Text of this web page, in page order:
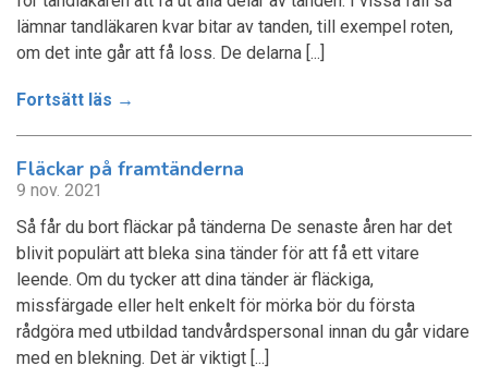
lämnar tandläkaren kvar bitar av tanden, till exempel roten,
om det inte går att få loss. De delarna [...]
Fortsätt läs →
Fläckar på framtänderna
9 nov. 2021
Så får du bort fläckar på tänderna De senaste åren har det
blivit populärt att bleka sina tänder för att få ett vitare
leende. Om du tycker att dina tänder är fläckiga,
missfärgade eller helt enkelt för mörka bör du första
rådgöra med utbildad tandvårdspersonal innan du går vidare
med en blekning. Det är viktigt [...]